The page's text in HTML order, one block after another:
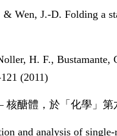
Wen, J.-D. Folding a
H. F., Bustamante,
(2011)
核醣體，於「化學」
and analysis of single-